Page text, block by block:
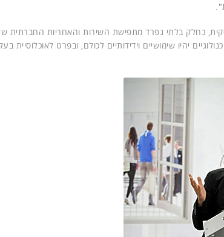
כחלק בלתי נפרד מתפישת השירות והאחריות החברתית
יהיו שימושיים וידידותיים לכולם, ובפרט לאוכלוסיית